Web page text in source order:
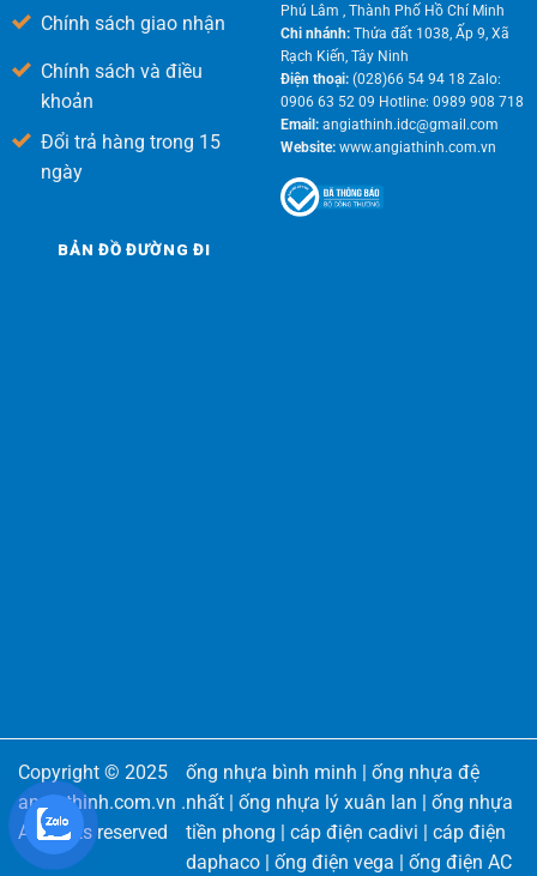
Chính sách giao nhận
Chính sách và điều
khoản
Đổi trả hàng trong 15
ngày
Phú Lâm , Thành Phố Hồ Chí Minh
Chi nhánh: Thửa đất 1038, Ấp 9, Xã
Rạch Kiến, Tây Ninh
Điện thoại:(028)66 54 94 18 Zalo:
0906 63 52 09 Hotline: 0989 908 718
Email:angiathinh.idc@gmail.com
Website:www.angiathinh.com.vn
BẢN ĐỒ ĐƯỜNG ĐI
Copyright © 2025
angiathinh.com.vn .
All rights reserved
ống nhựa bình minh
ống nhựa đệ
nhất
ống nhựa lý xuân lan
ống nhựa
tiền phong
cáp điện cadivi
cáp điện
daphaco
ống điện vega ống điện AC